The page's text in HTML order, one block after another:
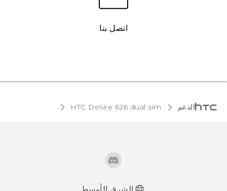
اتصل بنا
الدعم HTC Desire 626 dual sim‎